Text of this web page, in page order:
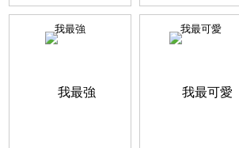
我最強 我最可愛